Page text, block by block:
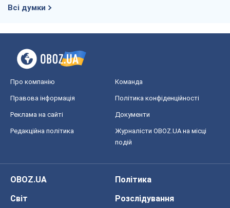
Всі думки
Про компанію Команда
Правова інформація Політика конфіденційності
Реклама на сайті Документи
Редакційна політика
Журналісти OBOZ.UA на місці
подій
OBOZ.UA
Політика
Світ
Розслідування